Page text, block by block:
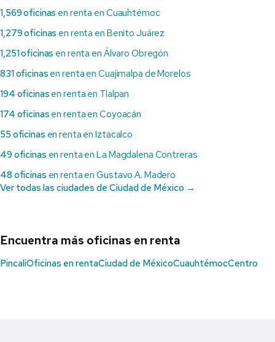
1,569 oficinas en renta en Cuauhtémoc
1,279 oficinas en renta en Benito Juárez
1,251 oficinas en renta en Álvaro Obregón
831 oficinas en renta en Cuajimalpa de Morelos
194 oficinas en renta en Tlalpan
174 oficinas en renta en Coyoacán
55 oficinas en renta en Iztacalco
49 oficinas en renta en La Magdalena Contreras
48 oficinas en renta en Gustavo A. Madero
Ver todas las ciudades de Ciudad de México →
Encuentra más oficinas en renta
PincaliOficinas en rentaCiudad de MéxicoCuauhtémocCentro